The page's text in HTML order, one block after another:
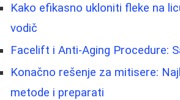
Kako efikasno ukloniti fleke na
vodič
Facelift i Anti-Aging Procedure:
Konačno rešenje za mitisere:
metode i preparati